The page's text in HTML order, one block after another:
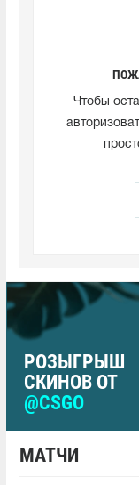
Чтобы
РОЗЫГРЫШ
СКИНОВ ОТ
@CSGO
МАТЧИ